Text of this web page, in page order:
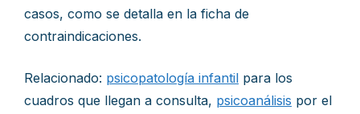
casos, como se detalla en la ficha de
contraindicaciones.
Relacionado: psicopatología infantil para los
cuadros que llegan a consulta, psicoanálisis por el